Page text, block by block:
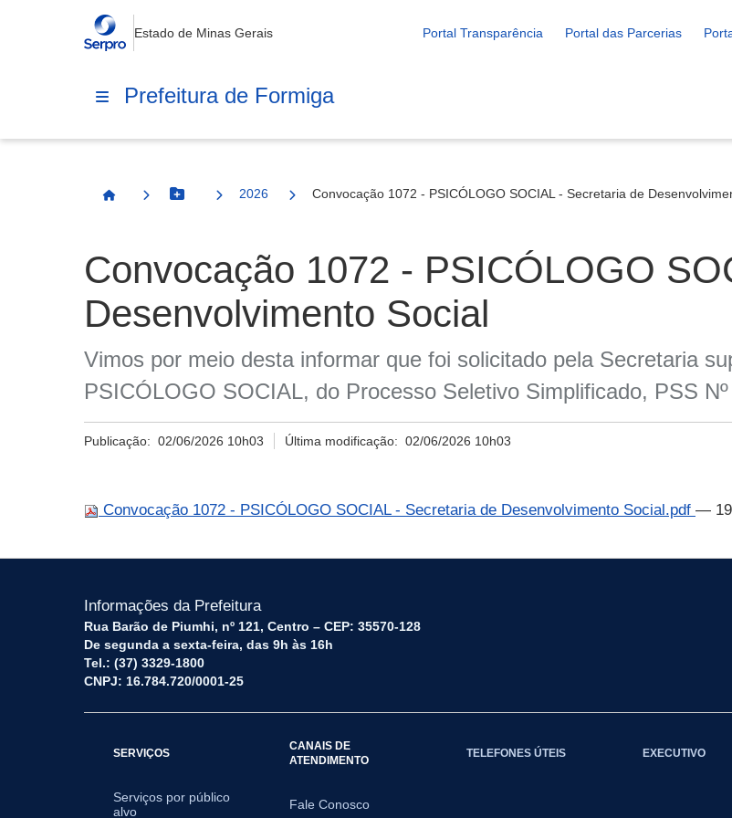
Estado de Minas Gerais Portal Transparência Portal das Parcerias
Prefeitura de Formiga
Página InicialBotão Menu
2026 Convocação 1072 - PSICÓLOGO SOCIAL - Secretaria de
Convocação 1072 - PSICÓLOGO
Desenvolvimento Social
Vimos por meio desta informar que foi solicitado pela Secretaria
PSICÓLOGO SOCIAL, do Processo Seletivo Simplificado, PSS
Publicação: 02/06/2026 10h03 Última modificação:02/06/2026 10h03
Convocação 1072 - PSICÓLOGO SOCIAL - Secretaria de Desenvolvimento Social.pdf —
Informações da Prefeitura
Rua Barão de Piumhi, nº 121, Centro – CEP: 35570-128
De segunda a sexta-feira, das 9h às 16h
Tel.: (37) 3329-1800
CNPJ: 16.784.720/0001-25
SERVIÇOS
Serviços por público
alvo
CANAIS DE
ATENDIMENTO
Fale Conosco
TELEFONES ÚTEIS EXECUTIVO